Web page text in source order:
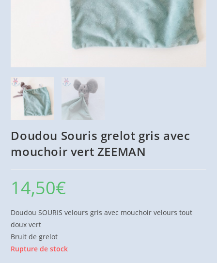
Doudou Souris grelot gris avec
mouchoir vert ZEEMAN
14,50€
Doudou SOURIS velours gris avec mouchoir velours tout
doux vert
Bruit de grelot
Rupture de stock